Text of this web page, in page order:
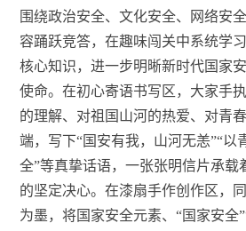
围绕政治安全、文化安全、网络安
容踊跃竞答，在趣味闯关中系统学
核心知识，进一步明晰新时代国家
使命。在初心寄语书写区，大家手
的理解、对祖国山河的热爱、对青
端，写下“国安有我，山河无恙”“以
全”等真挚话语，一张张明信片承载
的坚定决心。在漆扇手作创作区，
为墨，将国家安全元素、“国家安全